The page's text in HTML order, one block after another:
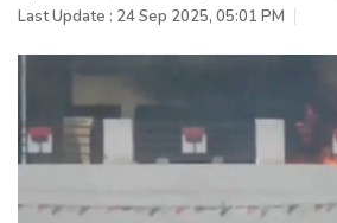
Last Update : 24 Sep 2025, 05:01 PM